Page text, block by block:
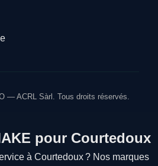
— ACRL Sàrl. Tous droits réservés.
pour Courtedoux
à Courtedoux ? Nos marques